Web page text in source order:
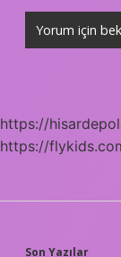
https://
https://
Son Yazılar